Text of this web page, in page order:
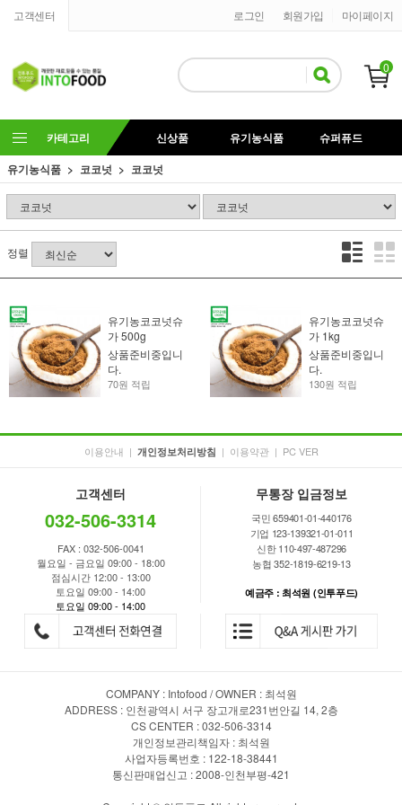
고객센터 마이페이지
회원가입
로그인
0
카테고리 신상품 유기농식품
슈퍼퓨드
유기농식품
코코넛 코코넛
정렬
유기농코코넛슈
가 500g
상품준비중입니
다.
70원 적립
유기농코코넛슈
가 1kg
상품준비중입니
다.
130원 적립
이용안내 | 개인정보처리방침 | 이용약관 | PC VER
고객센터
032-506-3314
FAX : 032-506-0041
월요일 - 금요일 09:00 - 18:00
점심시간 12:00 - 13:00
토요일 09:00 - 14:00
토요일 09:00 - 14:00
무통장 입금정보
국민 659401-01-440176
기업 123-139321-01-011
신한 110-497-487296
농협 352-1819-6219-13
예금주 : 최석원 (인투푸드)
COMPANY : Intofood / OWNER : 최석원
ADDRESS : 인천광역시 서구 장고개로231번안길 14, 2층
CS CENTER : 032-506-3314
개인정보관리책임자 : 최석원
사업자등록번호 : 122-18-38441
통신판매업신고 : 2008-인천부평-421